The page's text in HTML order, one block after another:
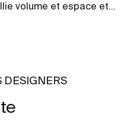
volume et espace et
DESIGNERS